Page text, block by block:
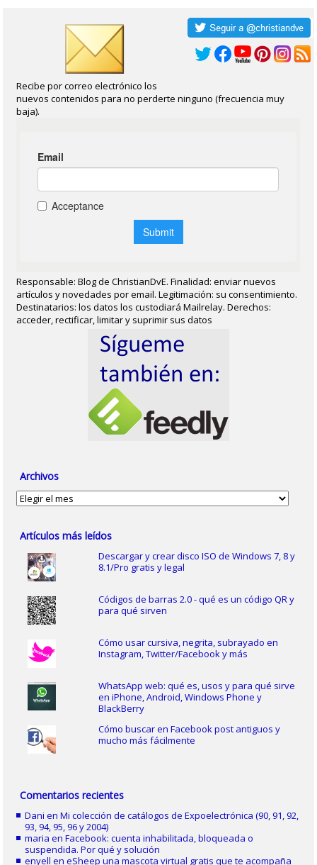
Recibe por correo electrónico los
nuevos contenidos para no perderte ninguno (frecuencia muy
baja).
Responsable: Blog de ChristianDvE. Finalidad: enviar nuevos
artículos y novedades por email. Legitimación: su consentimiento.
Destinatarios: los datos los custodiará Mailrelay. Derechos:
acceder, rectificar, limitar y suprimir sus datos
Archivos
Archivos
Artículos más leídos
Descargar y crear disco ISO de Windows 7, 8 y
8.1/Pro gratis y legal
Códigos de barras 2.0 - qué es un código QR y
para qué sirven
Cómo usar cursiva, negrita, subrayado en
Instagram, Twitter/Facebook y más
WhatsApp web: qué es, usos y para qué sirve
en iPhone, Android, Windows Phone y
BlackBerry
Cómo buscar en Facebook post antiguos y
mucho más fácilmente
Comentarios recientes
Dani enMi colección de catálogos de Expoelectrónica (90, 91, 92,
93, 94, 95, 96 y 2004)
maria enFacebook: cuenta inhabilitada, bloqueada o
suspendida. Por qué y solución
enyell eneSheep una mascota virtual gratis que te acompaña